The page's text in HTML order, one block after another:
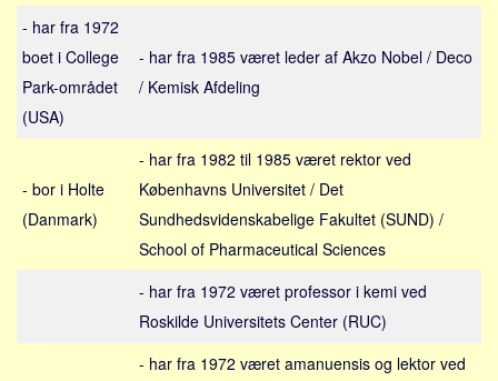
Bolig
Job
Virksomhed
Investering
Pension og opsparing
Forbrug
Social sikring og sundhed
Transport
Aspekter
- har fra 1972
boet i College
Park-området
(USA)
- har fra 1985 været leder af Akzo Nobel / Deco
/ Kemisk Afdeling
- bor i Holte
(Danmark)
- har fra 1982 til 1985 været rektor ved
Københavns Universitet / Det
Sundhedsvidenskabelige Fakultet (SUND) /
School of Pharmaceutical Sciences
- har fra 1972 været professor i kemi ved
Roskilde Universitets Center (RUC)
- har fra 1972 været amanuensis og lektor ved